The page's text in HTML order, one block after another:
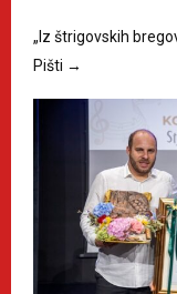
„Iz štrigovskih
Pišti →